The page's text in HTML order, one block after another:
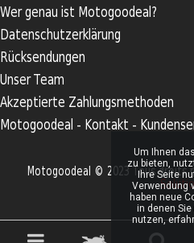
Wer genau ist Motogoodeal?
Datenschutzerklärung
Rücksendungen
Unser Team
Akzeptierte Zahlungsmethoden
Motogoodeal - Kontakt -
Motogoodeal © 2023 Tous droits
Um Ihnen
zu bieten,
Ihre Seite
Verwendung
haben neue
in denen
nutzen,